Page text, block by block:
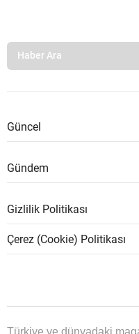
Güncel
Gündem
Gizlilik Politikası
Çerez (Cookie) Politikası